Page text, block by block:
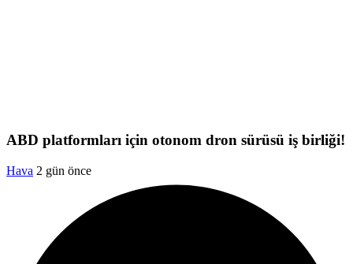
ABD platformları için otonom dron sürüsü iş birliği!
Hava 2 gün önce